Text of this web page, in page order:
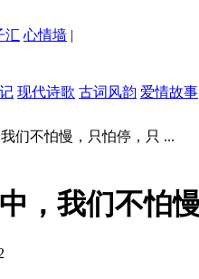
汇 心情墙 |
现代诗歌 古词风韵 爱情故事
们不怕慢，只怕停，只 ...
，我们不怕